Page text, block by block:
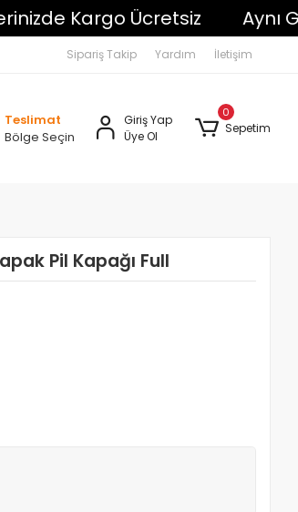
Kargo Ücretsiz Aynı Gün
Sipariş Takip Yardım İletişim
Teslimat
Bölge Seçin
Giriş Yap
Üye Ol
0
Sepetim
Pil Kapağı Full